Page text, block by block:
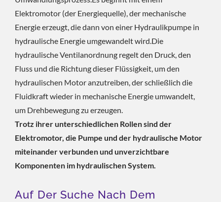
Elektromotor (der Energiequelle), der mechanische
Energie erzeugt, die dann von einer Hydraulikpumpe in
hydraulische Energie umgewandelt wird.Die
hydraulische Ventilanordnung regelt den Druck, den
Fluss und die Richtung dieser Flüssigkeit, um den
hydraulischen Motor anzutreiben, der schließlich die
Fluidkraft wieder in mechanische Energie umwandelt,
um Drehbewegung zu erzeugen.
Trotz ihrer unterschiedlichen Rollen sind der
Elektromotor, die Pumpe und der hydraulische Motor
miteinander verbunden und unverzichtbare
Komponenten im hydraulischen System.
Auf Der Suche Nach Dem